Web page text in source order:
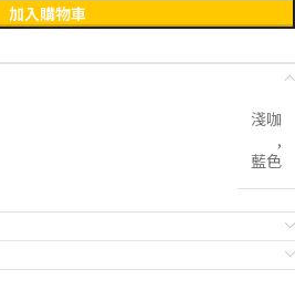
加入購物車
淺咖
,
藍色